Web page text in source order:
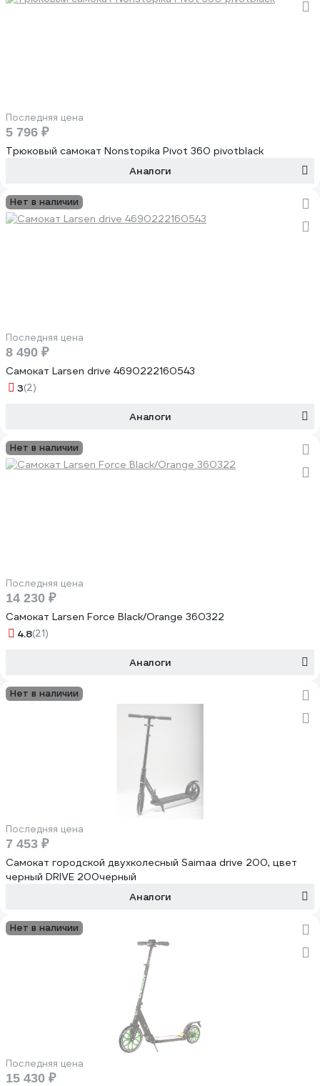
Последняя цена
5 796 ₽
Трюковый самокат Nonstopika Pivot 360 pivotblack
Аналоги
Нет в наличии
Последняя цена
8 490 ₽
Самокат Larsen drive 4690222160543
3(2)
Аналоги
Нет в наличии
Последняя цена
14 230 ₽
Самокат Larsen Force Black/Orange 360322
4.8(21)
Аналоги
Нет в наличии
Последняя цена
7 453 ₽
Самокат городской двухколесный Saimaa drive 200, цвет
черный DRIVE 200черный
Аналоги
Нет в наличии
Последняя цена
15 430 ₽